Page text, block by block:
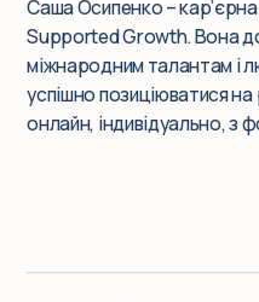
Саша Осипенко – кар’єрна
Supported Growth. Вона
міжнародним талантам і
успішно позиціюватися на
онлайн, індивідуально, з